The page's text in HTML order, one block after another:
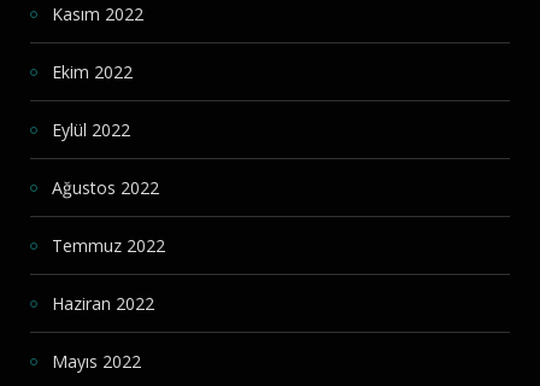
Kasım 2022
Ekim 2022
Eylül 2022
Ağustos 2022
Temmuz 2022
Haziran 2022
Mayıs 2022